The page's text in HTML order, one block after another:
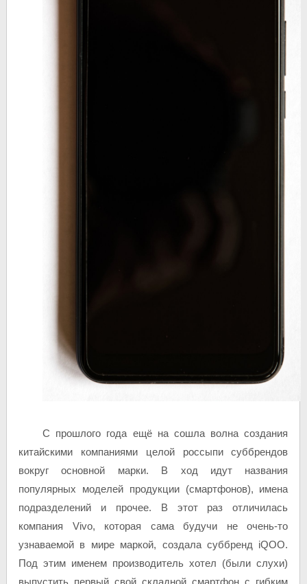
С прошлого года ещё на сошла волна создания
китайскими компаниями целой россыпи суббрендов
вокруг основной марки. В ход идут названия
популярных моделей продукции (смартфонов), имена
подразделений и прочее. В этот раз отличилась
компания Vivo, которая сама будучи не очень-то
узнаваемой в мире маркой, создала суббренд iQOO.
Под этим именем производитель хотел (были слухи)
выпустить первый свой складной смартфон с гибким